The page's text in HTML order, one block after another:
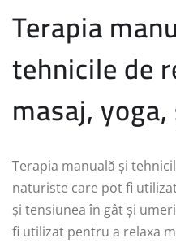
Terapia
tehnicile de
masaj,
Terapia manuală și
naturiste care pot fi
și tensiunea în gât și
fi utilizat pentru a relaxa